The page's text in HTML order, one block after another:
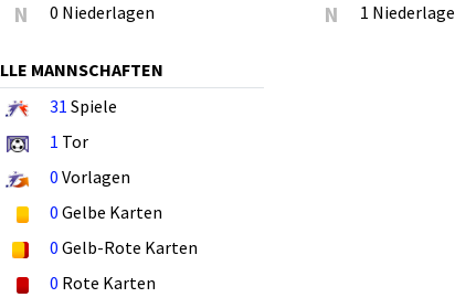
N 0 Niederlagen N 1 Niederlage
MANNSCHAFTEN
31 Spiele
1 Tor
0 Vorlagen
0 Gelbe Karten
0 Gelb-Rote Karten
0 Rote Karten